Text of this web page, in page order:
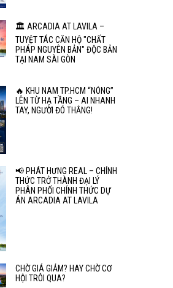
🏛️ ARCADIA AT LAVILA –
TUYỆT TÁC CĂN HỘ "CHẤT
PHÁP NGUYÊN BẢN" ĐỘC BẢN
TẠI NAM SÀI GÒN
🔥 KHU NAM TP.HCM “NÓNG”
LÊN TỪ HẠ TẦNG – AI NHANH
TAY, NGƯỜI ĐÓ THẮNG!
📢 PHÁT HƯNG REAL – CHÍNH
THỨC TRỞ THÀNH ĐẠI LÝ
PHÂN PHỐI CHÍNH THỨC DỰ
ÁN ARCADIA AT LAVILA
CHỜ GIÁ GIẢM? HAY CHỜ CƠ
HỘI TRÔI QUA?